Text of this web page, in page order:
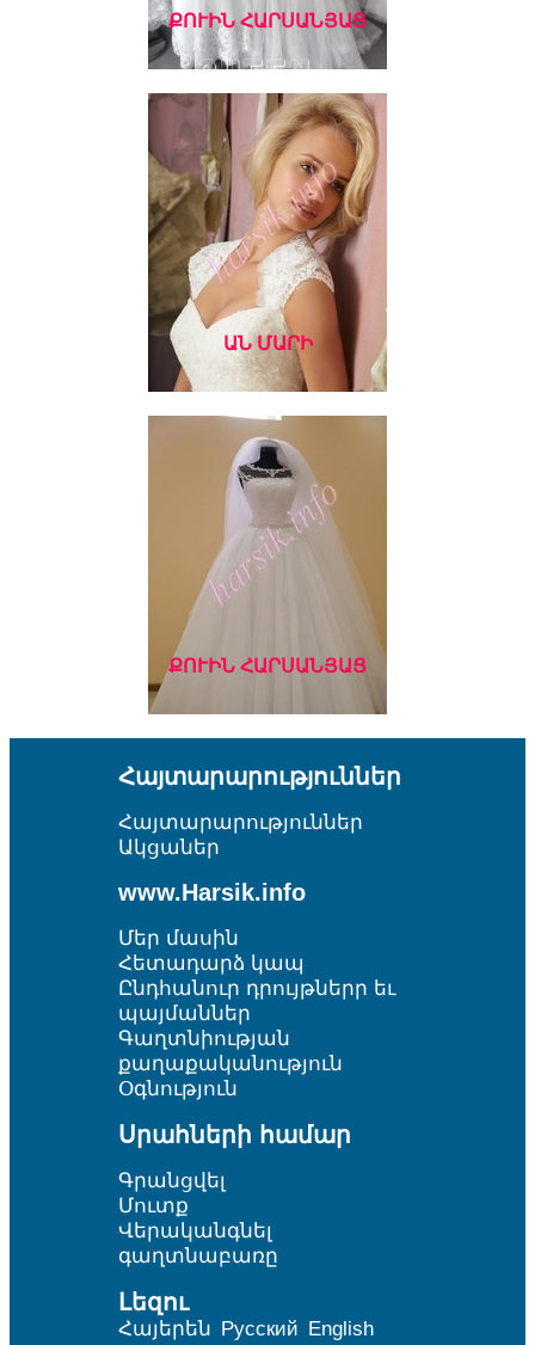
ՔՈՒԻՆ ՀԱՐՍԱՆՅԱՑ
ԱՆ ՄԱՐԻ
ՔՈՒԻՆ ՀԱՐՍԱՆՅԱՑ
Հայտարարություններ
Հայտարարություններ
Ակցաներ
www.Harsik.info
Մեր մասին
Հետադարձ կապ
Ընդհանուր դրույթներր եւ
պայմաններ
Գաղտնիության
քաղաքականություն
Օգնություն
Սրահների համար
Գրանցվել
Մուտք
Վերականգնել
գաղտնաբառը
Լեզու
Հայերեն Русский English